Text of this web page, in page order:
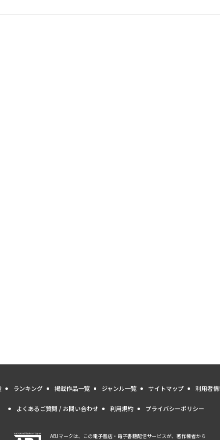
ランキング 掲載作品一覧 ジャンル一覧 サイトマップ 利用者
よくあるご質問 / お問い合わせ 利用規約 プライバシーポリシー
ABJマークは、この電子書店・電子書籍配信サービスが、著作権者から